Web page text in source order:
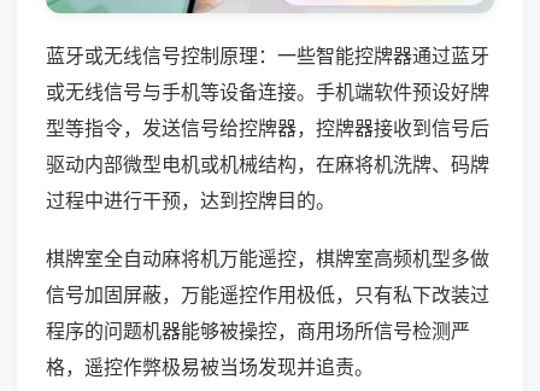
蓝牙或无线信号控制原理：一些智能控牌器通过蓝牙
或无线信号与手机等设备连接。手机端软件预设好牌
型等指令，发送信号给控牌器，控牌器接收到信号后
驱动内部微型电机或机械结构，在麻将机洗牌、码牌
过程中进行干预，达到控牌目的。
棋牌室全自动麻将机万能遥控，棋牌室高频机型多做
信号加固屏蔽，万能遥控作用极低，只有私下改装过
程序的问题机器能够被操控，商用场所信号检测严
格，遥控作弊极易被当场发现并追责。